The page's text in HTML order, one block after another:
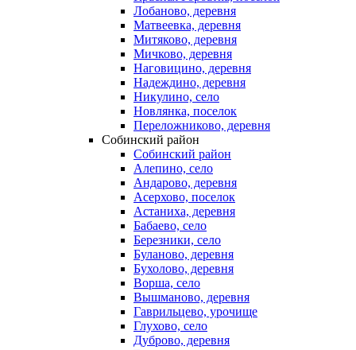
Лобаново, деревня
Матвеевка, деревня
Митяково, деревня
Мичково, деревня
Наговицино, деревня
Надеждино, деревня
Никулино, село
Новлянка, поселок
Переложниково, деревня
Собинский район
Собинский район
Алепино, село
Андарово, деревня
Асерхово, поселок
Астаниха, деревня
Бабаево, село
Березники, село
Буланово, деревня
Бухолово, деревня
Ворша, село
Вышманово, деревня
Гаврильцево, урочище
Глухово, село
Дуброво, деревня